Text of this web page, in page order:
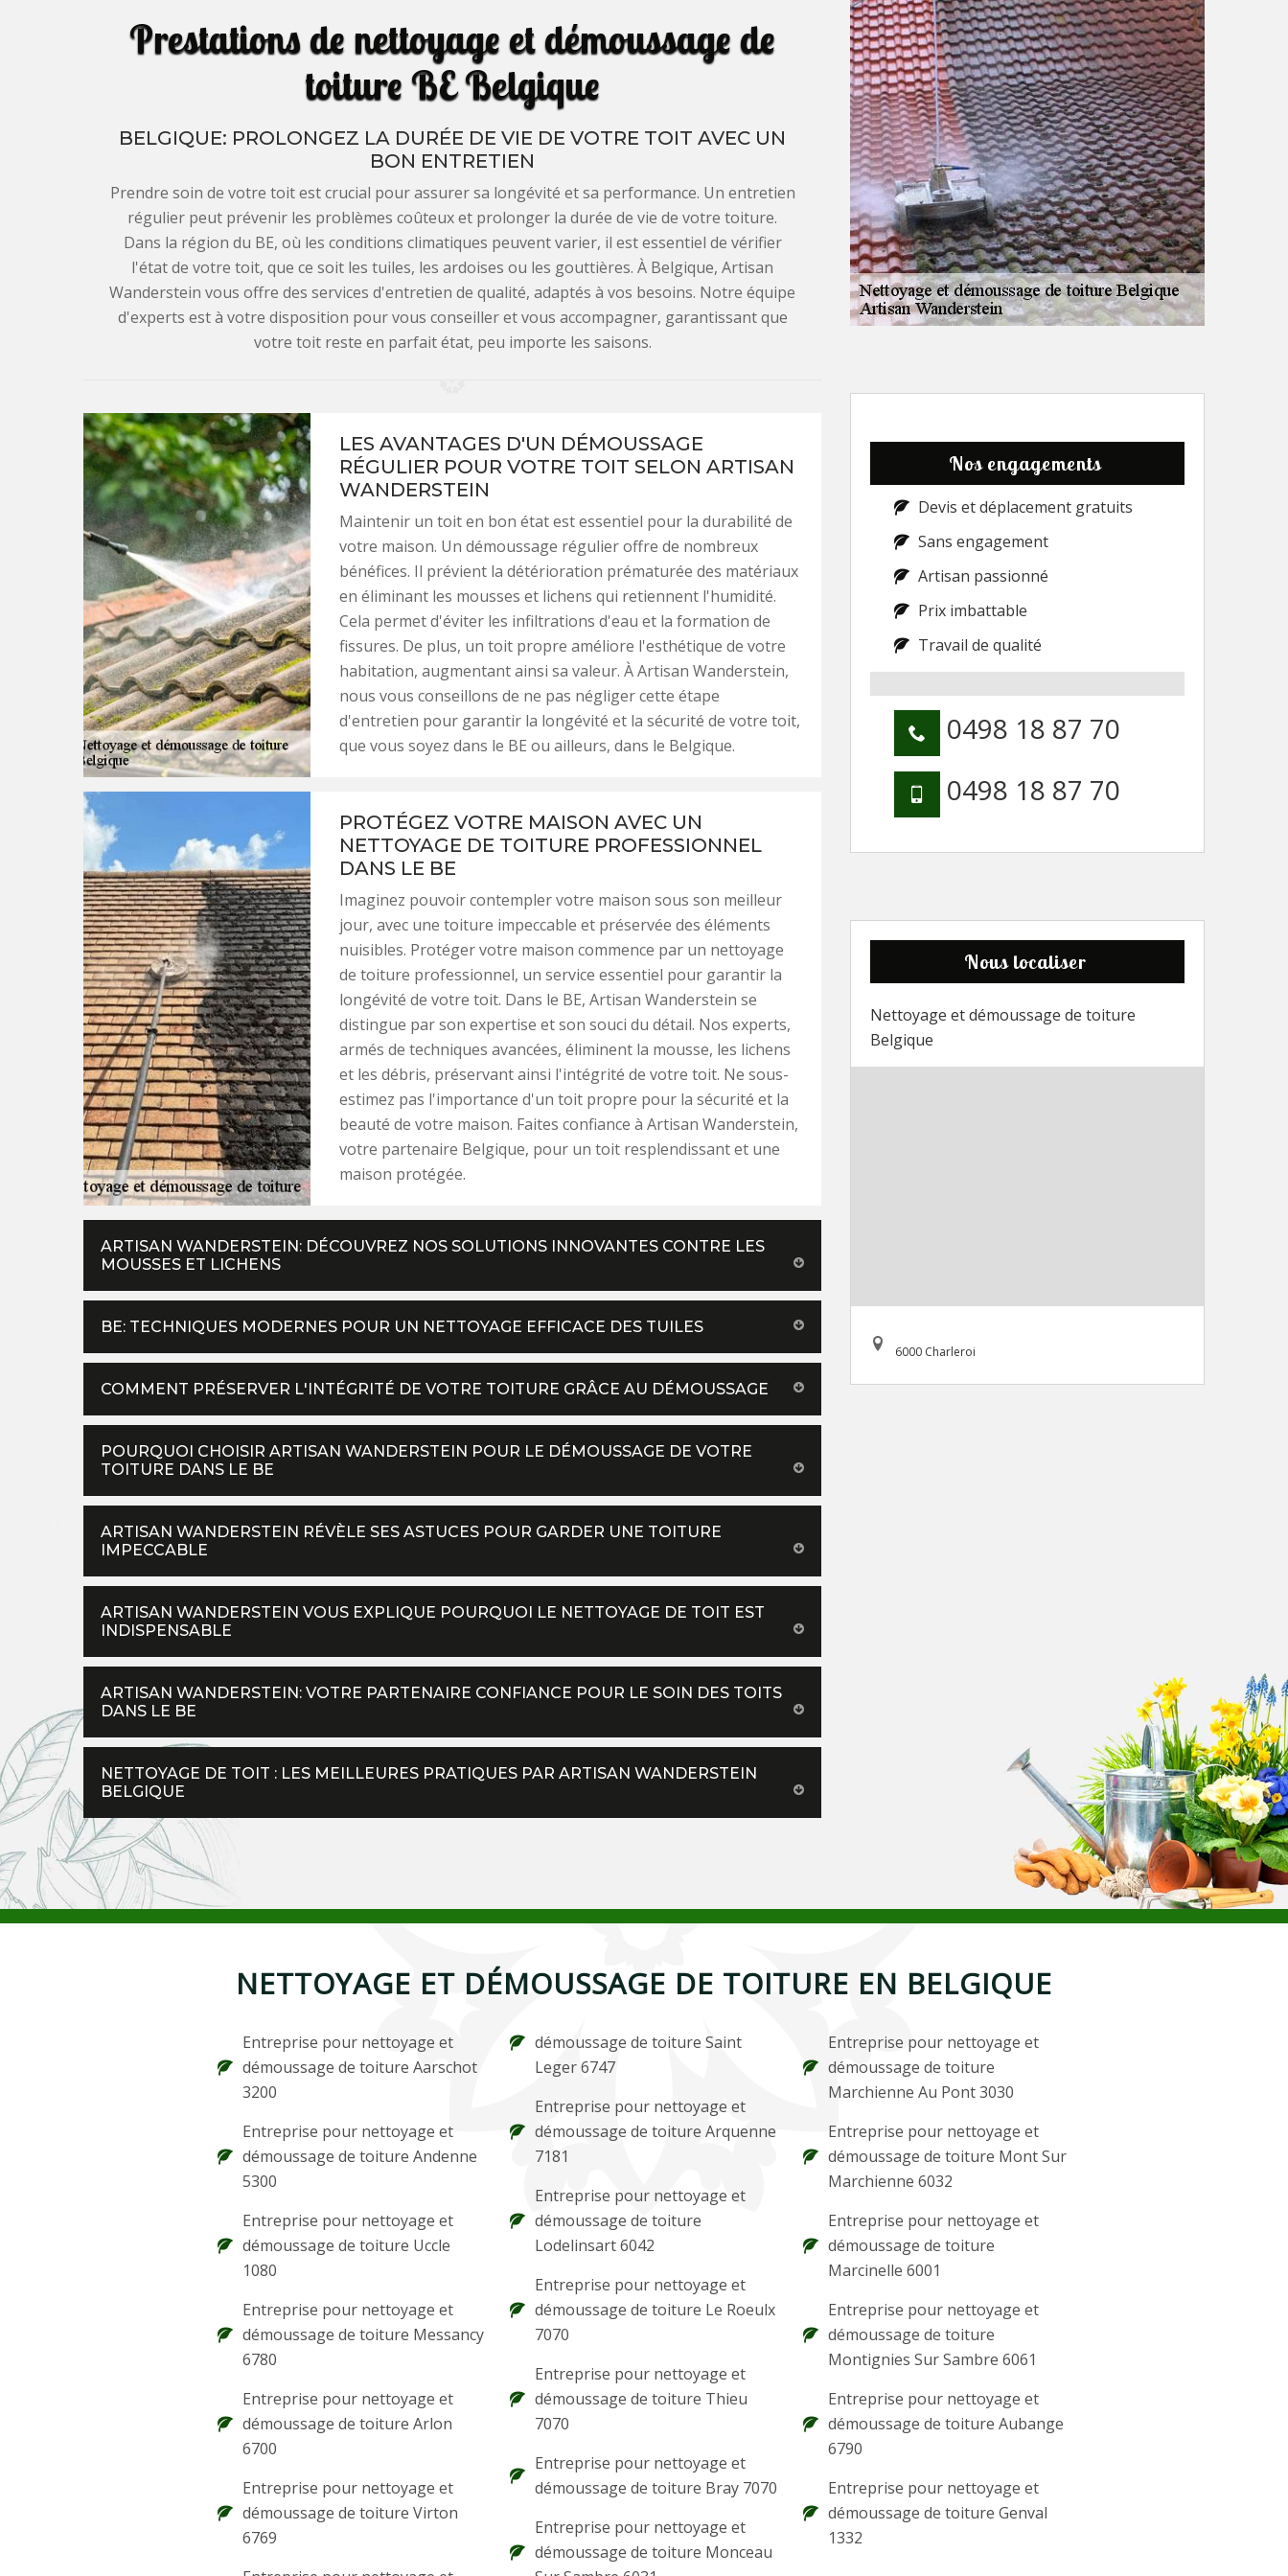
Prestations de nettoyage et démoussage de
toiture BE Belgique
BELGIQUE: PROLONGEZ LA DURÉE DE VIE DE VOTRE TOIT AVEC UN
BON ENTRETIEN
Prendre soin de votre toit est crucial pour assurer sa longévité et sa performance. Un entretien
régulier peut prévenir les problèmes coûteux et prolonger la durée de vie de votre toiture.
Dans la région du BE, où les conditions climatiques peuvent varier, il est essentiel de vérifier
l'état de votre toit, que ce soit les tuiles, les ardoises ou les gouttières. À Belgique, Artisan
Wanderstein vous offre des services d'entretien de qualité, adaptés à vos besoins. Notre équipe
d'experts est à votre disposition pour vous conseiller et vous accompagner, garantissant que
votre toit reste en parfait état, peu importe les saisons.
LES AVANTAGES D'UN DÉMOUSSAGE
RÉGULIER POUR VOTRE TOIT SELON ARTISAN
WANDERSTEIN
Maintenir un toit en bon état est essentiel pour la durabilité de
votre maison. Un démoussage régulier offre de nombreux
bénéfices. Il prévient la détérioration prématurée des matériaux
en éliminant les mousses et lichens qui retiennent l'humidité.
Cela permet d'éviter les infiltrations d'eau et la formation de
fissures. De plus, un toit propre améliore l'esthétique de votre
habitation, augmentant ainsi sa valeur. À Artisan Wanderstein,
nous vous conseillons de ne pas négliger cette étape
d'entretien pour garantir la longévité et la sécurité de votre toit,
que vous soyez dans le BE ou ailleurs, dans le Belgique.
PROTÉGEZ VOTRE MAISON AVEC UN
NETTOYAGE DE TOITURE PROFESSIONNEL
DANS LE BE
Imaginez pouvoir contempler votre maison sous son meilleur
jour, avec une toiture impeccable et préservée des éléments
nuisibles. Protéger votre maison commence par un nettoyage
de toiture professionnel, un service essentiel pour garantir la
longévité de votre toit. Dans le BE, Artisan Wanderstein se
distingue par son expertise et son souci du détail. Nos experts,
armés de techniques avancées, éliminent la mousse, les lichens
et les débris, préservant ainsi l'intégrité de votre toit. Ne sous-
estimez pas l'importance d'un toit propre pour la sécurité et la
beauté de votre maison. Faites confiance à Artisan Wanderstein,
votre partenaire Belgique, pour un toit resplendissant et une
maison protégée.
ARTISAN WANDERSTEIN: DÉCOUVREZ NOS SOLUTIONS INNOVANTES CONTRE LES
MOUSSES ET LICHENS
BE: TECHNIQUES MODERNES POUR UN NETTOYAGE EFFICACE DES TUILES
COMMENT PRÉSERVER L'INTÉGRITÉ DE VOTRE TOITURE GRÂCE AU DÉMOUSSAGE
POURQUOI CHOISIR ARTISAN WANDERSTEIN POUR LE DÉMOUSSAGE DE VOTRE
TOITURE DANS LE BE
ARTISAN WANDERSTEIN RÉVÈLE SES ASTUCES POUR GARDER UNE TOITURE
IMPECCABLE
ARTISAN WANDERSTEIN VOUS EXPLIQUE POURQUOI LE NETTOYAGE DE TOIT EST
INDISPENSABLE
ARTISAN WANDERSTEIN: VOTRE PARTENAIRE CONFIANCE POUR LE SOIN DES TOITS
DANS LE BE
NETTOYAGE DE TOIT : LES MEILLEURES PRATIQUES PAR ARTISAN WANDERSTEIN
BELGIQUE
Nos engagements
Devis et déplacement gratuits
Sans engagement
Artisan passionné
Prix imbattable
Travail de qualité
0498 18 87 70
0498 18 87 70
Nous localiser
Nettoyage et démoussage de toiture
Belgique
6000 Charleroi
NETTOYAGE ET DÉMOUSSAGE DE TOITURE EN BELGIQUE
Entreprise pour nettoyage et
démoussage de toiture Aarschot
3200
Entreprise pour nettoyage et
démoussage de toiture Andenne
5300
Entreprise pour nettoyage et
démoussage de toiture Uccle
1080
Entreprise pour nettoyage et
démoussage de toiture Messancy
6780
Entreprise pour nettoyage et
démoussage de toiture Arlon
6700
Entreprise pour nettoyage et
démoussage de toiture Virton
6769
démoussage de toiture Saint
Leger 6747
Entreprise pour nettoyage et
démoussage de toiture Arquenne
7181
Entreprise pour nettoyage et
démoussage de toiture
Lodelinsart 6042
Entreprise pour nettoyage et
démoussage de toiture Le Roeulx
7070
Entreprise pour nettoyage et
démoussage de toiture Thieu
7070
Entreprise pour nettoyage et
démoussage de toiture Bray 7070
Entreprise pour nettoyage et
démoussage de toiture Monceau
Entreprise pour nettoyage et
démoussage de toiture
Marchienne Au Pont 3030
Entreprise pour nettoyage et
démoussage de toiture Mont Sur
Marchienne 6032
Entreprise pour nettoyage et
démoussage de toiture
Marcinelle 6001
Entreprise pour nettoyage et
démoussage de toiture
Montignies Sur Sambre 6061
Entreprise pour nettoyage et
démoussage de toiture Aubange
6790
Entreprise pour nettoyage et
démoussage de toiture Genval
1332